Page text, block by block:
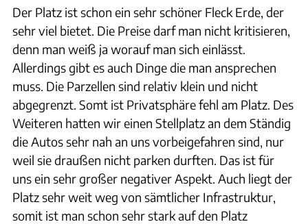
Der Platz ist schon ein sehr schöner Fleck Erde, der
sehr viel bietet. Die Preise darf man nicht kritisieren,
denn man weiß ja worauf man sich einlässt.
Allerdings gibt es auch Dinge die man ansprechen
muss. Die Parzellen sind relativ klein und nicht
abgegrenzt. Somt ist Privatsphäre fehl am Platz. Des
Weiteren hatten wir einen Stellplatz an dem Ständig
die Autos sehr nah an uns vorbeigefahren sind, nur
weil sie draußen nicht parken durften. Das ist für
uns ein sehr großer negativer Aspekt. Auch liegt der
Platz sehr weit weg von sämtlicher Infrastruktur,
somit ist man schon sehr stark auf den Platz